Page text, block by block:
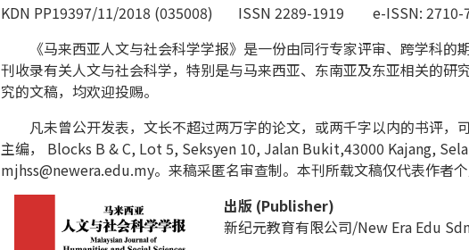
KDN PP19397/11/2018 (035008) ISSN 2289-1919 e-ISSN: 2710-
《马来西亚人文与社会科学学报》是一份由同行专家评审、跨学科的
刊收录有关人文与社会科学，特别是与马来西亚、东南亚及东亚相关的
究的文稿，均欢迎投赐。
凡未曾公开发表，文长不超过两万字的论文，或两千字以内的书评，
主编， Blocks B & C, Lot 5, Seksyen 10, Jalan Bukit,43000 Kajang,
mjhss@newera.edu.my。来稿采匿名审查制。本刊所载文稿仅代表作者
出版 (Publisher)
新纪元教育有限公司/New Era Edu